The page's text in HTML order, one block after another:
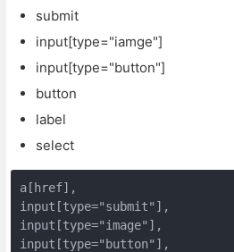
submit
input[type="iamge"]
input[type="button"]
button
label
select
a[href],
input[type="submit"],
input[type="image"],
input[type="button"],